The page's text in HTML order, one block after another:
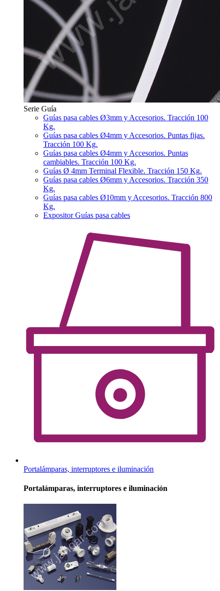
Serie Guía
Guías pasa cables Ø3mm y Accesorios. Tracción 100
Kg.
Guías pasa cables Ø4mm y Accesorios. Puntas fijas.
Tracción 100 Kg.
Guías pasa cables Ø4mm y Accesorios. Puntas
cambiables. Tracción 100 Kg.
Guías Ø 4mm Terminal Flexible. Tracción 150 Kg.
Guías pasa cables Ø6mm y Accesorios. Tracción 350
Kg.
Guías pasa cables Ø10mm y Accesorios. Tracción 800
Kg.
Expositor Guías pasa cables
Portalámparas, interruptores e iluminación
Portalámparas, interruptores e iluminación